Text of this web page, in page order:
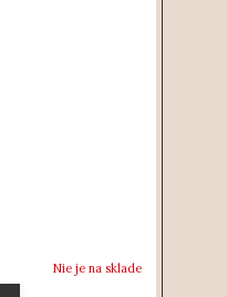
Nie je na sklade